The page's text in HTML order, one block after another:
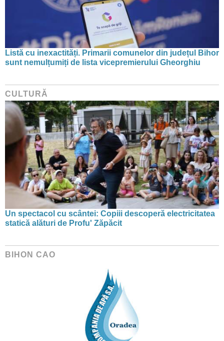
Listă cu inexactități. Primarii comunelor din județul Bihor
sunt nemulțumiți de lista vicepremierului Gheorghiu
CULTURĂ
Un spectacol cu scântei: Copiii descoperă electricitatea
statică alături de Profu' Zăpăcit
BIHON CAO